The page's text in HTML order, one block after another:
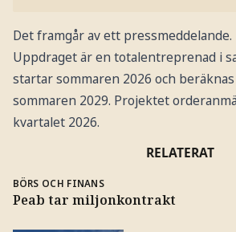
Det framgår av ett pressmeddelande.
Uppdraget är en totalentreprenad i
startar sommaren 2026 och
sommaren 2029. Projektet
kvartalet 2026.
RELATERAT
BÖRS OCH FINANS
Peab tar miljonkontrakt